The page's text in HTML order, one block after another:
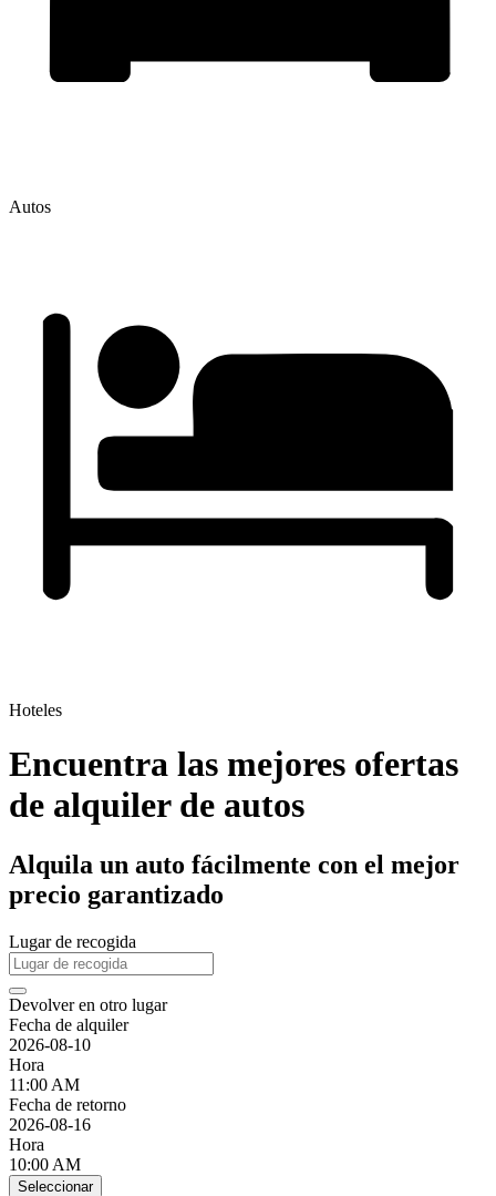
Autos
Hoteles
Encuentra las mejores ofertas
de alquiler de autos
Alquila un auto fácilmente con el mejor
precio garantizado
Lugar de recogida
Devolver en otro lugar
Fecha de alquiler
2026-08-10
Hora
11:00 AM
Fecha de retorno
2026-08-16
Hora
10:00 AM
Seleccionar